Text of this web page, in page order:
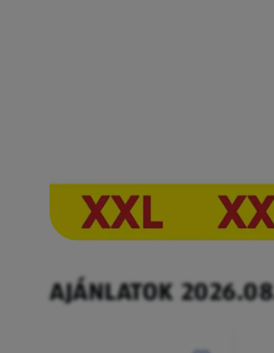
AJÁNLATOK